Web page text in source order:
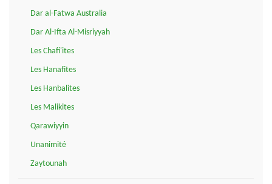
Dar al-Fatwa Australia
Dar Al-Ifta Al-Misriyyah
Les Chafi'ites
Les Hanafites
Les Hanbalites
Les Malikites
Qarawiyyin
Unanimité
Zaytounah